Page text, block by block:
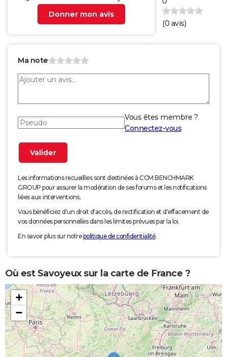
Donner mon avis
(0 avis)
Ma note
Vous êtes membre ?
Connectez-vous
Les informations recueillies sont destinées à CCM BENCHMARK
GROUP pour assurer la modération de ses forums et les notifications
liées aux interventions.
Vous bénéficiez d'un droit d'accès, de rectification et d'effacement de
vos données personnelles dans les limites prévues par la loi.
En savoir plus sur notrepolitique de confidentialité.
Où est Savoyeux sur la carte de France ?
+
−